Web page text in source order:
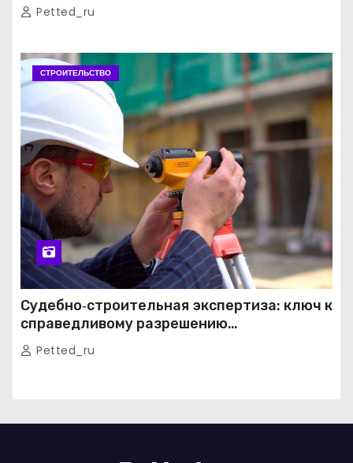
Petted_ru
СТРОИТЕЛЬСТВО
Судебно‑строительная экспертиза: ключ к
справедливому разрешению
строительных споров
Petted_ru